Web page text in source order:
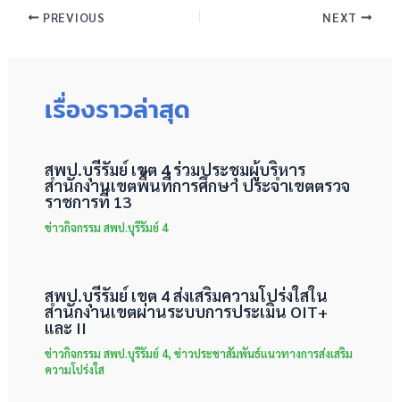
PREVIOUS NEXT
เรื่องราวล่าสุด
สพป.บุรีรัมย์ เขต 4 ร่วมประชุมผู้บริหาร
สำนักงานเขตพื้นที่การศึกษา ประจำเขตตรวจ
ราชการที่ 13
ข่าวกิจกรรม สพป.บุรีรัมย์ 4
สพป.บุรีรัมย์ เขต 4 ส่งเสริมความโปร่งใสใน
สำนักงานเขตผ่านระบบการประเมิน OIT+
และ II
ข่าวกิจกรรม สพป.บุรีรัมย์ 4, ข่าวประชาสัมพันธ์แนวทางการส่งเสริม
ความโปร่งใส